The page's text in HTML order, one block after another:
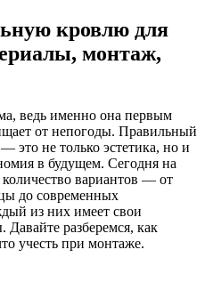
кровлю для
монтаж,
ведь именно она первым
от непогоды. Правильный
это не только эстетика, но и
в будущем. Сегодня на
вариантов — от
до современных
из них имеет свои
разберемся, как
учесть при монтаже.